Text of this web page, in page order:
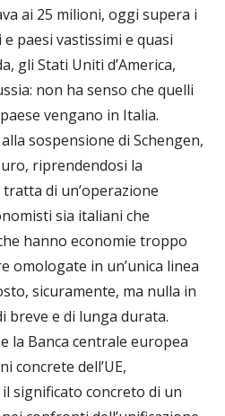
ai 25 milioni, oggi supera i
paesi vastissimi e quasi
gli Stati Uniti d’America,
non ha senso che quelli
vengano in Italia.
sospensione di Schengen,
riprendendosi la
di un’operazione
sia italiani che
hanno economie troppo
omologate in un’unica linea
sicuramente, ma nulla in
breve e di lunga durata.
la Banca centrale europea
concrete dell’UE,
significato concreto di un